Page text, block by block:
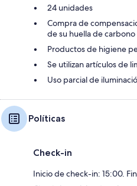
24 unidades
Compra de
de su huella de carbono
Productos de higiene
Se utilizan artículos de
Uso parcial de
Políticas
Check-in
Inicio de check-in: 15:00.